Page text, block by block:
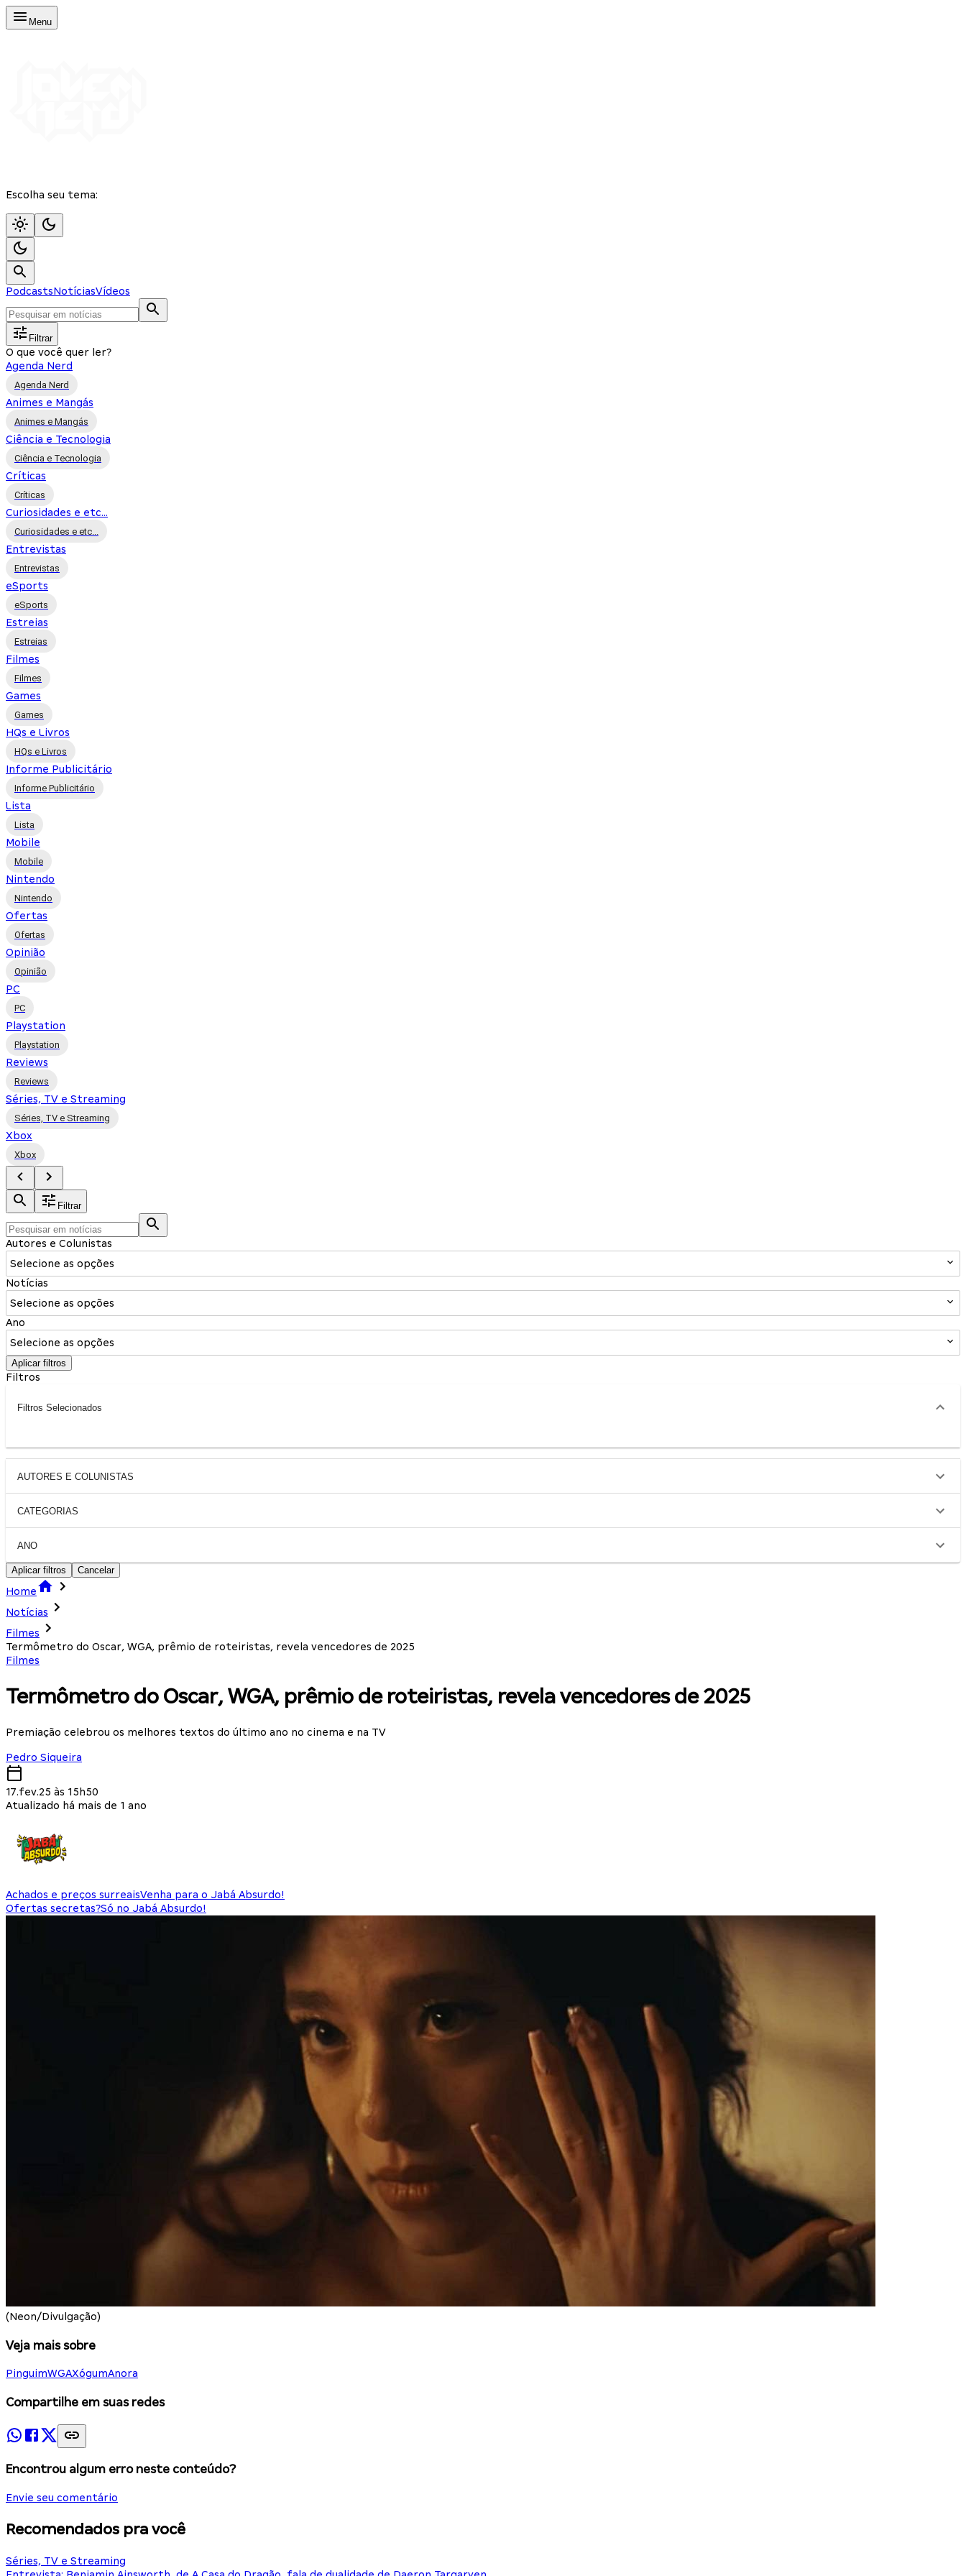
Menu
Escolha seu tema:
PodcastsNotíciasVídeos
Filtrar
O que você quer ler?
Agenda Nerd
Agenda Nerd
Animes e Mangás
Animes e Mangás
Ciência e Tecnologia
Ciência e Tecnologia
Críticas
Críticas
Curiosidades e etc...
Curiosidades e etc...
Entrevistas
Entrevistas
eSports
eSports
Estreias
Estreias
Filmes
Filmes
Games
Games
HQs e Livros
HQs e Livros
Informe Publicitário
Informe Publicitário
Lista
Lista
Mobile
Mobile
Nintendo
Nintendo
Ofertas
Ofertas
Opinião
Opinião
PC
PC
Playstation
Playstation
Reviews
Reviews
Séries, TV e Streaming
Séries, TV e Streaming
Xbox
Xbox
Filtrar
Autores e Colunistas
Selecione as opções
Notícias
Selecione as opções
Ano
Selecione as opções
Aplicar filtros
Filtros
Filtros Selecionados
AUTORES E COLUNISTAS
CATEGORIAS
ANO
Aplicar filtros Cancelar
Home
Notícias
Filmes
Termômetro do Oscar, WGA, prêmio de roteiristas, revela vencedores de 2025
Filmes
Termômetro do Oscar, WGA, prêmio de roteiristas, revela vencedores de 2025
Premiação celebrou os melhores textos do último ano no cinema e na TV
Pedro Siqueira
17.fev.25 às 15h50
Atualizado há mais de 1 ano
Achados e preços surreaisVenha para o Jabá Absurdo!
Ofertas secretas?Só no Jabá Absurdo!
(Neon/Divulgação)
Veja mais sobre
PinguimWGAXógumAnora
Compartilhe em suas redes
Encontrou algum erro neste conteúdo?
Envie seu comentário
Recomendados pra você
Séries, TV e Streaming